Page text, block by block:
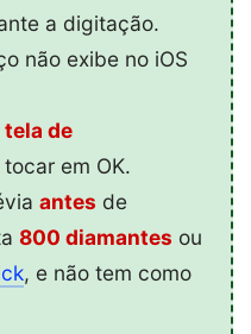
a digitação.
não exibe no iOS
tela de
em OK.
antes de
800 diamantes ou
, e não tem como